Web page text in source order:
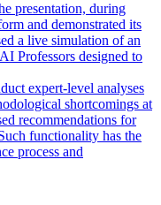
presentation, during
and demonstrated its
a live simulation of an
Professors designed to
expert-level analyses
shortcomings at
recommendations for
functionality has the
process and